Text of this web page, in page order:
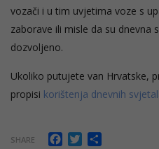
vozači i u tim uvjetima voze s
zaborave ili misle da su
dozvoljeno.
Ukoliko putujete van Hrvatske,
propisi korištenja dnevnih
SHARE Facebook
Twitter